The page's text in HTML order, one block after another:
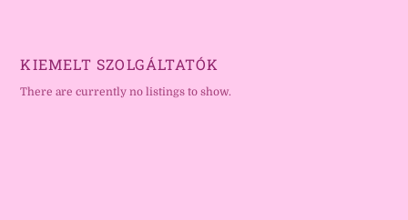
KIEMELT SZOLGÁLTATÓK
There are currently no listings to show.